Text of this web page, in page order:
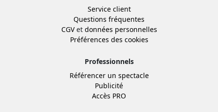
Service client
Questions fréquentes
CGVet données personnelles
Préférences des cookies
Professionnels
Référencer un spectacle
Publicité
Accès PRO